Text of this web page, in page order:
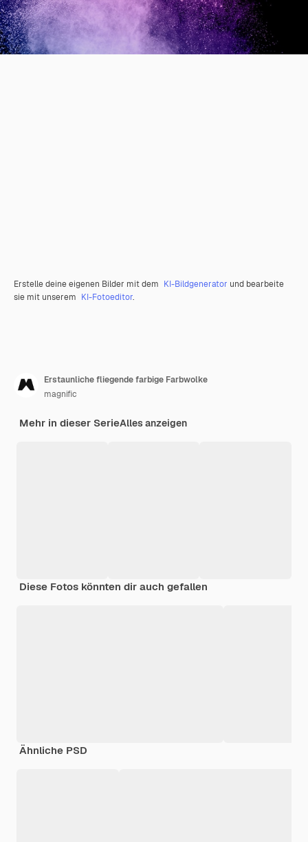
Erstelle deine eigenen Bilder mit dem KI-Bildgenerator und bearbeite
sie mit unserem KI-Fotoeditor.
Erstaunliche fliegende farbige Farbwolke
magnific
Mehr in dieser SerieAlles anzeigen
Diese Fotos könnten dir auch gefallen
Ähnliche PSD